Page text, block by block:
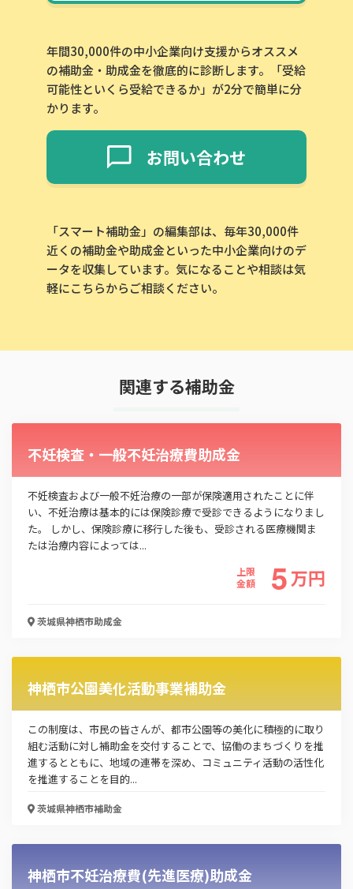
融資制度)
お名前
会社名
メールアドレス
年間30,000件の中小企業向け支援からオススメ
の補助金・助成金を徹底的に診断します。「受給
可能性といくら受給できるか」が2分で簡単に分
かります。
お問い合わせ
「スマート補助金」の編集部は、毎年30,000件
近くの補助金や助成金といった中小企業向けのデ
ータを収集しています。気になることや相談は気
軽にこちらからご相談ください。
関連する補助金
不妊検査・一般不妊治療費助成金
不妊検査および一般不妊治療の一部が保険適用されたことに伴
い、不妊治療は基本的には保険診療で受診できるようになりまし
た。 しかし、保険診療に移行した後も、受診される医療機関ま
たは治療内容によっては...
上限
金額
5万円
茨城県神栖市助成金
神栖市公園美化活動事業補助金
この制度は、市民の皆さんが、都市公園等の美化に積極的に取り
組む活動に対し補助金を交付することで、協働のまちづくりを推
進するとともに、地域の連帯を深め、コミュニティ活動の活性化
を推進することを目的...
茨城県神栖市補助金
神栖市不妊治療費(先進医療)助成金